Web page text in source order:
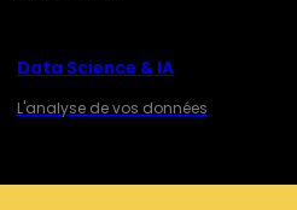
Data Science & IA
L'analyse de vos données